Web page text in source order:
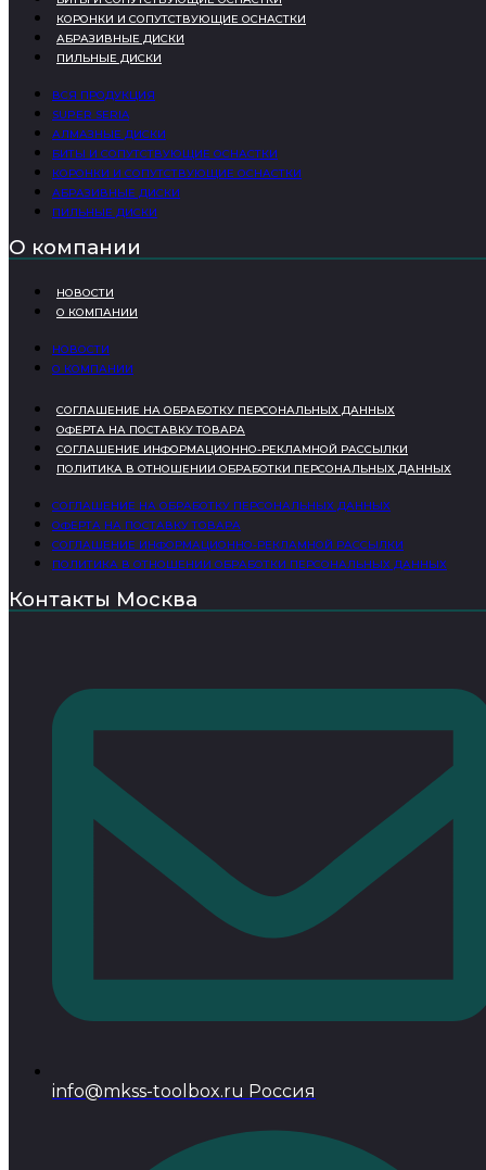
КОРОНКИ И СОПУТСТВУЮЩИЕ ОСНАСТКИ
АБРАЗИВНЫЕ ДИСКИ
ПИЛЬНЫЕ ДИСКИ
ВСЯ ПРОДУКЦИЯ
SUPER SERIA
АЛМАЗНЫЕ ДИСКИ
БИТЫ И СОПУТСТВУЮЩИЕ ОСНАСТКИ
КОРОНКИ И СОПУТСТВУЮЩИЕ ОСНАСТКИ
АБРАЗИВНЫЕ ДИСКИ
ПИЛЬНЫЕ ДИСКИ
О компании
НОВОСТИ
О КОМПАНИИ
НОВОСТИ
О КОМПАНИИ
СОГЛАШЕНИЕ НА ОБРАБОТКУ ПЕРСОНАЛЬНЫХ ДАННЫХ
ОФЕРТА НА ПОСТАВКУ ТОВАРА
СОГЛАШЕНИЕ ИНФОРМАЦИОННО-РЕКЛАМНОЙ РАССЫЛКИ
ПОЛИТИКА В ОТНОШЕНИИ ОБРАБОТКИ ПЕРСОНАЛЬНЫХ ДАННЫХ
СОГЛАШЕНИЕ НА ОБРАБОТКУ ПЕРСОНАЛЬНЫХ ДАННЫХ
ОФЕРТА НА ПОСТАВКУ ТОВАРА
СОГЛАШЕНИЕ ИНФОРМАЦИОННО-РЕКЛАМНОЙ РАССЫЛКИ
ПОЛИТИКА В ОТНОШЕНИИ ОБРАБОТКИ ПЕРСОНАЛЬНЫХ ДАННЫХ
Контакты Москва
info@mkss-toolbox.ru Россия